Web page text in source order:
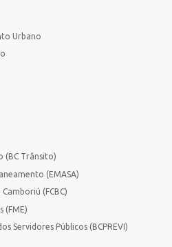
Urbano
(BC Trânsito)
(EMASA)
(FCBC)
(FME)
Servidores Públicos (BCPREVI)